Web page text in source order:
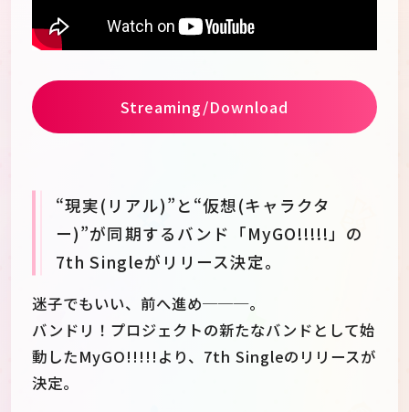
Streaming/Download
“現実(リアル)”と“仮想(キャラクタ
ー)”が同期するバンド「MyGO!!!!!」の
7th Singleがリリース決定。
迷子でもいい、前へ進め───。
バンドリ！プロジェクトの新たなバンドとして始
動したMyGO!!!!!より、7th Singleのリリースが
決定。